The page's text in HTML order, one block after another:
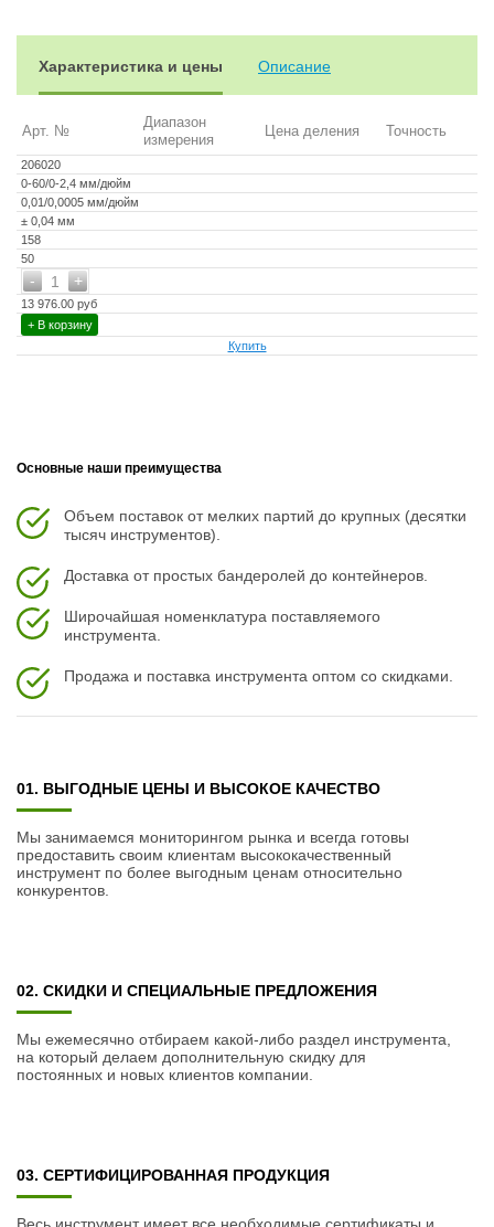
Характеристика и цены Описание
Арт. №
Диапазон
измерения
Цена деления Точность
206020
0-60/0-2,4 мм/дюйм
0,01/0,0005 мм/дюйм
± 0,04 мм
158
50
+
- 1
13 976.00 руб
+ В корзину
Купить
Основные наши преимущества
Объем поставок от мелких партий до крупных (десятки
тысяч инструментов).
Доставка от простых бандеролей до контейнеров.
Широчайшая номенклатура поставляемого
инструмента.
Продажа и поставка инструмента оптом со скидками.
01. ВЫГОДНЫЕ ЦЕНЫ И ВЫСОКОЕ КАЧЕСТВО
Мы занимаемся мониторингом рынка и всегда готовы
предоставить своим клиентам высококачественный
инструмент по более выгодным ценам относительно
конкурентов.
02. СКИДКИ И СПЕЦИАЛЬНЫЕ ПРЕДЛОЖЕНИЯ
Мы ежемесячно отбираем какой-либо раздел инструмента,
на который делаем дополнительную скидку для
постоянных и новых клиентов компании.
03. СЕРТИФИЦИРОВАННАЯ ПРОДУКЦИЯ